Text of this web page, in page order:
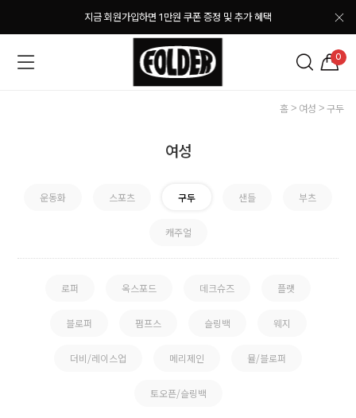
지금 회원가입하면 1만원 쿠폰 증정 및 추가 혜택
0
홈 여성 구두
여성
운동화 스포츠 구두 샌들 부츠
캐주얼
로퍼 옥스포드 데크슈즈 플랫
블로퍼 펌프스 슬링백 웨지
더비/레이스업 메리제인 뮬/블로퍼
토오픈/슬링백